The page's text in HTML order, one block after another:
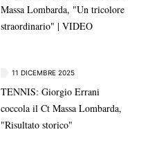
Massa Lombarda, "Un tricolore
straordinario" | VIDEO
11 DICEMBRE 2025
TENNIS: Giorgio Errani
coccola il Ct Massa Lombarda,
"Risultato storico"